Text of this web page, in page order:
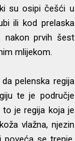
su osipi češći u
ili kod prelaska
nakon prvih šest
mlijekom.
pelenska regija
te je područje
je regija koja je
vlažna, njezin